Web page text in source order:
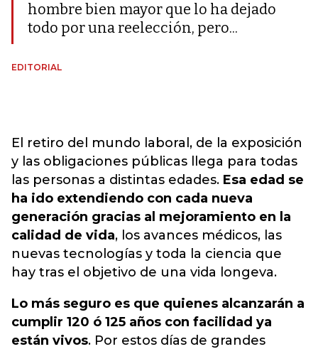
hombre bien mayor que lo ha dejado
todo por una reelección, pero...
EDITORIAL
El retiro del mundo laboral, de la exposición
y las obligaciones públicas llega para todas
las personas a distintas edades. Esa edad se
ha ido extendiendo con cada nueva
generación gracias al mejoramiento en la
calidad de vida, los avances médicos, las
nuevas tecnologías y toda la ciencia que
hay tras el objetivo de una vida longeva.
Lo más seguro es que quienes alcanzarán a
cumplir 120 ó 125 años con facilidad ya
están vivos. Por estos días de grandes